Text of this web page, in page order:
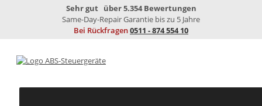
Sehr gut über 5.354 Bewertungen
Same-Day-RepairGarantie bis zu 5 Jahre
Bei Rückfragen0511 - 874 554 10